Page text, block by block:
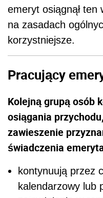
emeryt osiągnął
na zasadach
korzystniejsze.
Pracujący
Kolejną grupą osób
osiągania
zawieszenie
świadczenia
kontynuują przez
kalendarzowy lub